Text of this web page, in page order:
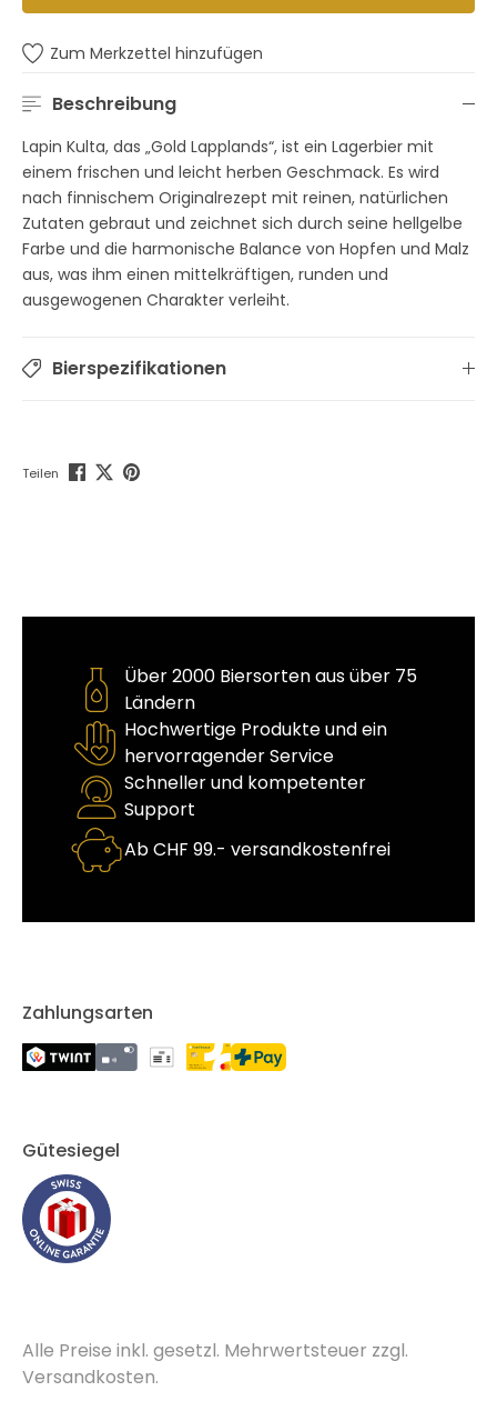
Zum Merkzettel hinzufügen
Beschreibung
Lapin Kulta, das „Gold Lapplands“, ist ein Lagerbier mit
einem frischen und leicht herben Geschmack. Es wird
nach finnischem Originalrezept mit reinen, natürlichen
Zutaten gebraut und zeichnet sich durch seine hellgelbe
Farbe und die harmonische Balance von Hopfen und Malz
aus, was ihm einen mittelkräftigen, runden und
ausgewogenen Charakter verleiht.
Bierspezifikationen
Teilen
Über 2000 Biersorten aus über 75
Ländern
Hochwertige Produkte und ein
hervorragender Service
Schneller und kompetenter
Support
Ab CHF 99.- versandkostenfrei
Zahlungsarten
Gütesiegel
Alle Preise inkl. gesetzl. Mehrwertsteuer zzgl.
Versandkosten.